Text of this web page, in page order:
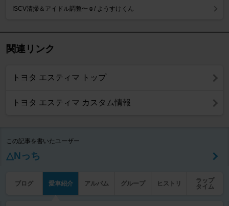
ISCV清掃＆アイドル調整〜☺️/ ようすけくん
関連リンク
トヨタ エスティマ トップ
トヨタ エスティマ カスタム情報
この記事を書いたユーザー
△Nっち
ブログ 愛車紹介 アルバム グループ ヒストリ
ラップ
タイム